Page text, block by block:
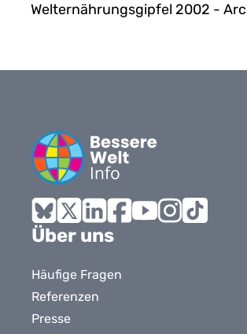
Welternährungsgipfel 2002 -
Bluesky
X LinkedInFacebook
Über uns
Häufige Fragen
Referenzen
Presse